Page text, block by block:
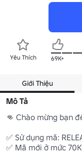
Yêu Thích 69K+
Giới Thiệu
Mô Tả
👊 Chào mừng bạn
✅ Sử dụng mã:
✅ Mã mới ở mức